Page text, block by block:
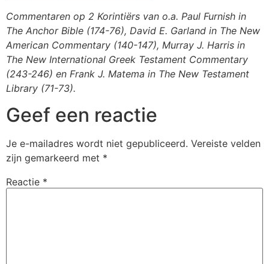
Commentaren op 2 Korintiërs van o.a. Paul Furnish in
The Anchor Bible (174-76), David E. Garland in The New
American Commentary (140-147), Murray J. Harris in
The New International Greek Testament Commentary
(243-246) en Frank J. Matema in The New Testament
Library (71-73).
Geef een reactie
Je e-mailadres wordt niet gepubliceerd. Vereiste velden
zijn gemarkeerd met *
Reactie *